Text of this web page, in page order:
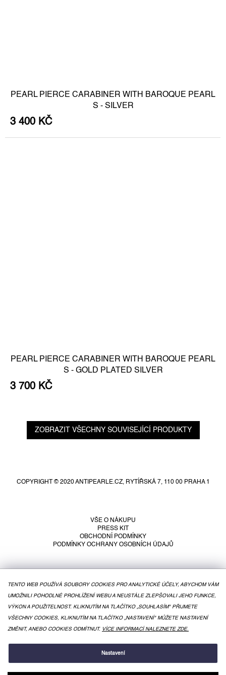
TENTO WEB POUŽÍVÁ SOUBORY COOKIES PRO ANALYTICKÉ ÚČELY, ABYCHOM VÁM
UMOŽNILI POHODLNÉ PROHLÍŽENÍ WEBU A NEUSTÁLE ZLEPŠOVALI JEHO FUNKCE,
VÝKON A POUŽITELNOST. KLIKNUTÍM NA TLAČÍTKO „SOUHLASÍM" PŘIJMETE
VŠECHNY COOKIES, KLIKNUTÍM NA TLAČÍTKO „NASTAVENÍ" MŮŽETE NASTAVENÍ
ZMĚNIT, ANEBO COOKIES ODMÍTNUT. VÍCE INFORMACÍ NALEZNETE ZDE.
Nastavení
PEARL PIERCE CARABINER WITH BAROQUE PEARL
S - SILVER
3 400 KČ
PEARL PIERCE CARABINER WITH BAROQUE PEARL
S - GOLD PLATED SILVER
3 700 KČ
ZOBRAZIT VŠECHNY SOUVISEJÍCÍ PRODUKTY
COPYRIGHT © 2020 ANTIPEARLE.CZ, RYTÍŘSKÁ 7, 110 00 PRAHA 1
VŠE O NÁKUPU
PRESS KIT
OBCHODNÍ PODMÍNKY
PODMÍNKY OCHRANY OSOBNÍCH ÚDAJŮ
VYTVOŘIL SHOPTET